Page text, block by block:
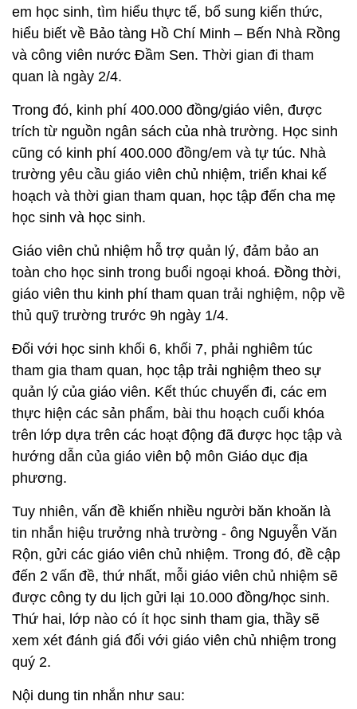
em học sinh, tìm hiểu thực tế, bổ sung kiến thức,
hiểu biết về Bảo tàng Hồ Chí Minh – Bến Nhà Rồng
và công viên nước Đầm Sen. Thời gian đi tham
quan là ngày 2/4.
Trong đó, kinh phí 400.000 đồng/giáo viên, được
trích từ nguồn ngân sách của nhà trường. Học sinh
cũng có kinh phí 400.000 đồng/em và tự túc. Nhà
trường yêu cầu giáo viên chủ nhiệm, triển khai kế
hoạch và thời gian tham quan, học tập đến cha mẹ
học sinh và học sinh.
Giáo viên chủ nhiệm hỗ trợ quản lý, đảm bảo an
toàn cho học sinh trong buổi ngoại khoá. Đồng thời,
giáo viên thu kinh phí tham quan trải nghiệm, nộp về
thủ quỹ trường trước 9h ngày 1/4.
Đối với học sinh khối 6, khối 7, phải nghiêm túc
tham gia tham quan, học tập trải nghiệm theo sự
quản lý của giáo viên. Kết thúc chuyến đi, các em
thực hiện các sản phẩm, bài thu hoạch cuối khóa
trên lớp dựa trên các hoạt động đã được học tập và
hướng dẫn của giáo viên bộ môn Giáo dục địa
phương.
Tuy nhiên, vấn đề khiến nhiều người băn khoăn là
tin nhắn hiệu trưởng nhà trường - ông Nguyễn Văn
Rộn, gửi các giáo viên chủ nhiệm. Trong đó, đề cập
đến 2 vấn đề, thứ nhất, mỗi giáo viên chủ nhiệm sẽ
được công ty du lịch gửi lại 10.000 đồng/học sinh.
Thứ hai, lớp nào có ít học sinh tham gia, thầy sẽ
xem xét đánh giá đối với giáo viên chủ nhiệm trong
quý 2.
Nội dung tin nhắn như sau: